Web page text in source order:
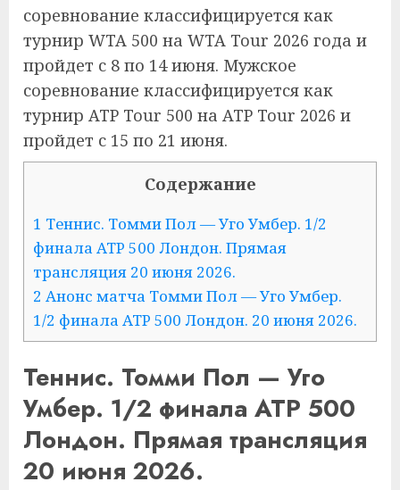
соревнование классифицируется как
турнир WTA 500 на WTA Tour 2026 года и
пройдет с 8 по 14 июня. Мужское
соревнование классифицируется как
турнир ATP Tour 500 на ATP Tour 2026 и
пройдет с 15 по 21 июня.
Содержание
1 Теннис. Томми Пол — Уго Умбер. 1/2
финала ATP 500 Лондон. Прямая
трансляция 20 июня 2026.
2 Анонс матча Томми Пол — Уго Умбер.
1/2 финала ATP 500 Лондон. 20 июня 2026.
Теннис. Томми Пол — Уго
Умбер. 1/2 финала ATP 500
Лондон. Прямая трансляция
20 июня 2026.